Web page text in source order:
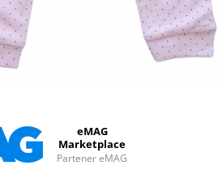
Facebook
eMAG
Marketplace
Partener eMAG